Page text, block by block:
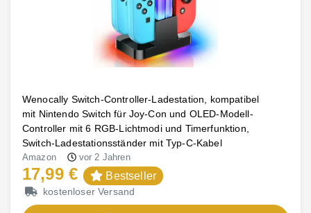
Wenocally Switch-Controller-Ladestation, kompatibel
mit Nintendo Switch für Joy-Con und OLED-Modell-
Controller mit 6 RGB-Lichtmodi und Timerfunktion,
Switch-Ladestationsständer mit Typ-C-Kabel
Amazon vor 2 Jahren
17,99 € Bestseller
kostenloser Versand